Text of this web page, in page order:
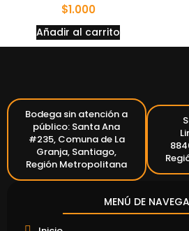
$1.000
Añadir al carrito
Bodega sin atención a
público: Santa Ana
#235, Comuna de La
Granja, Santiago,
Región Metropolitana
MENÚ DE